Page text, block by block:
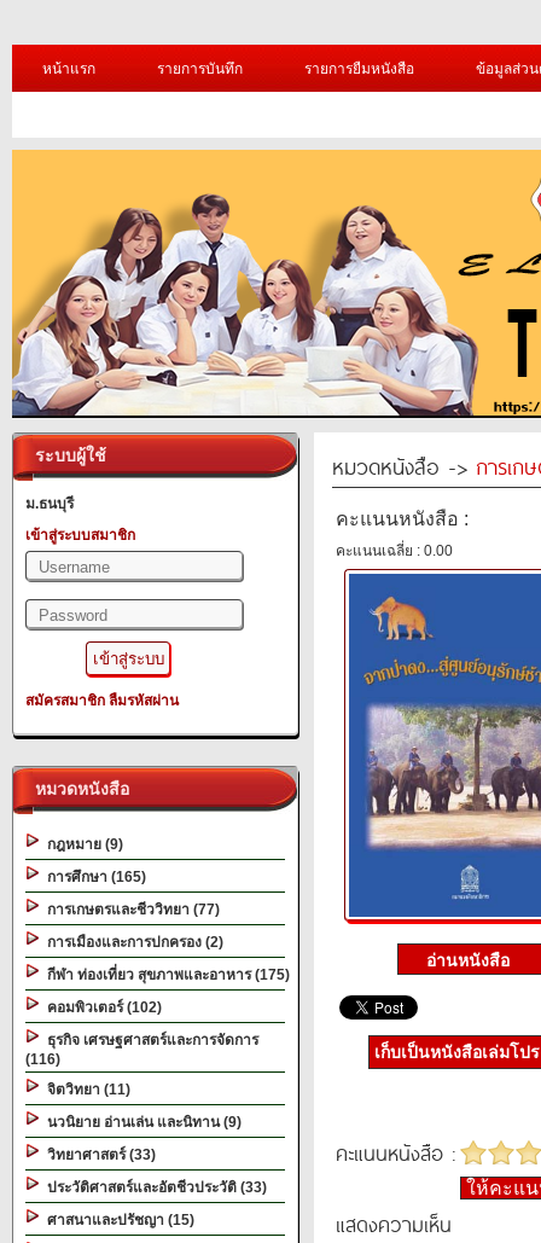
หน้าแรก รายการบันทึก รายการยืมหนังสือ ข้อมูลส่ว
ระบบผู้ใช้
ม.ธนบุรี
เข้าสู่ระบบสมาชิก
สมัครสมาชิก ลืมรหัสผ่าน
หมวดหนังสือ
กฎหมาย (9)
การศึกษา (165)
การเกษตรและชีววิทยา (77)
การเมืองและการปกครอง (2)
กีฬา ท่องเที่ยว สุขภาพและอาหาร (175)
คอมพิวเตอร์ (102)
ธุรกิจ เศรษฐศาสตร์และการจัดการ
(116)
จิตวิทยา (11)
นวนิยาย อ่านเล่น และนิทาน (9)
วิทยาศาสตร์ (33)
ประวัติศาสตร์และอัตชีวประวัติ (33)
ศาสนาและปรัชญา (15)
หมวดหนังสือ -> การเก
คะแนนหนังสือ :
คะแนนเฉลี่ย : 0.00
เก็บเป็นหนังสือเล่มโป
คะแนนหนังสือ :
ให้คะแ
แสดงความเห็น